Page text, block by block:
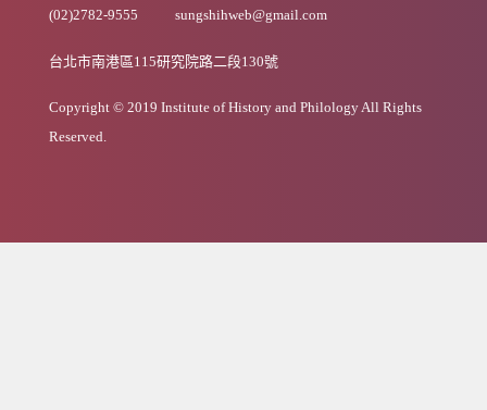
(02)2782-9555 sungshihweb@gmail.com
台北市南港區115研究院路二段130號
Copyright © 2019 Institute of History and Philology All Rights
Reserved.